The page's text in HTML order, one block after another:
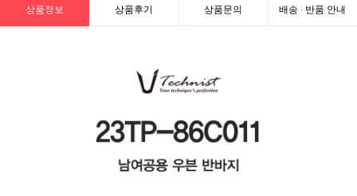
상품정보 상품후기 상품문의 배송 · 반품 안내